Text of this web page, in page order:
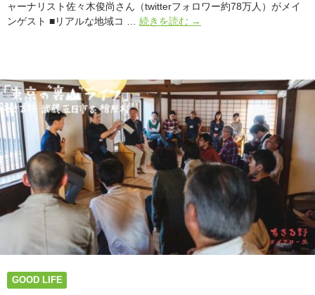
ャーナリスト佐々木俊尚さん（twitterフォロワー約78万人）がメイ
ンゲスト ■リアルな地域コ … 続きを読む 12/15『あ
ダ
イ
ア
ロ
ー
第
五
番』
罠
シ
ェ
ア
→
GOOD LIFE